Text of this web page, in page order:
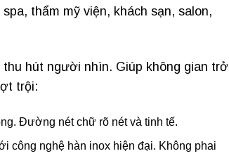
thẩm mỹ viện, khách sạn, salon,
hút người nhìn. Giúp không gian trở
trội:
Đường nét chữ rõ nét và tinh tế.
công nghệ hàn inox hiện đại. Không phai